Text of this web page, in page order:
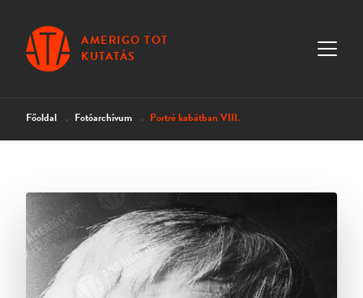
AMERIGO TOT
KUTATÁS
Főoldal Fotóarchívum Portré kabátban VIII.